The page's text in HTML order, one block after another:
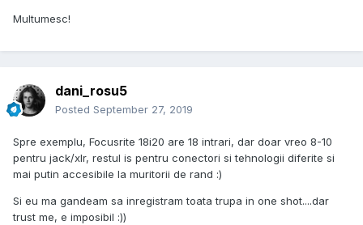
Multumesc!
dani_rosu5
Posted September 27, 2019
Spre exemplu, Focusrite 18i20 are 18 intrari, dar doar vreo 8-10
pentru jack/xlr, restul is pentru conectori si tehnologii diferite si
mai putin accesibile la muritorii de rand :)
Si eu ma gandeam sa inregistram toata trupa in one shot....dar
trust me, e imposibil :))